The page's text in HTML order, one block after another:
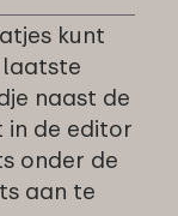
kunt
laatste
naast de
in de editor
onder de
aan te